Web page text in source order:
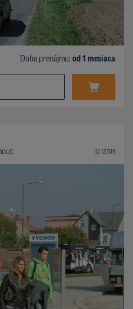
Doba prenájmu: od 1 mesiaca
ID 12709